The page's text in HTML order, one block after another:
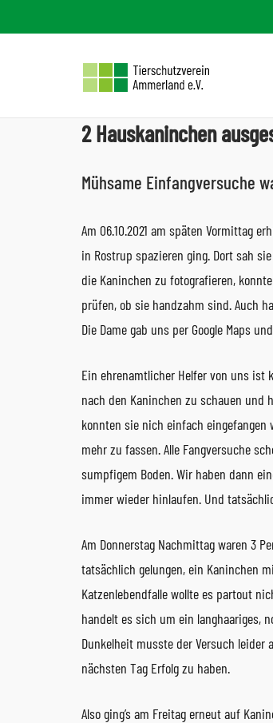
2 Hauskaninchen
Mühsame Einfangversuche
Am 06.10.2021 am späten Vormittag
in Rostrup spazieren ging. Dort sah
die Kaninchen zu fotografieren,
prüfen, ob sie handzahm sind. Auch
Die Dame gab uns per Google Maps
Ein ehrenamtlicher Helfer von uns ist
nach den Kaninchen zu schauen und
konnten sie nich einfach
mehr zu fassen. Alle Fangversuche
sumpfigem Boden. Wir haben dann
immer wieder hinlaufen. Und
Am Donnerstag Nachmittag waren 3
tatsächlich gelungen, ein Kaninchen
Katzenlebendfalle wollte es partout
handelt es sich um ein langhaariges,
Dunkelheit musste der Versuch
nächsten Tag Erfolg zu haben.
Also ging’s am Freitag erneut auf